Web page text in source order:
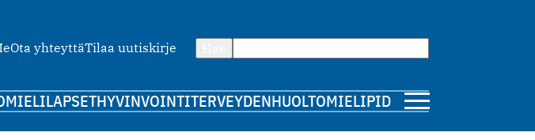
Ota yhteyttäTilaa uutiskirje
MIELILAPSETHYVINVOINTITERVEYDENHUOLTOMIELIPIDE